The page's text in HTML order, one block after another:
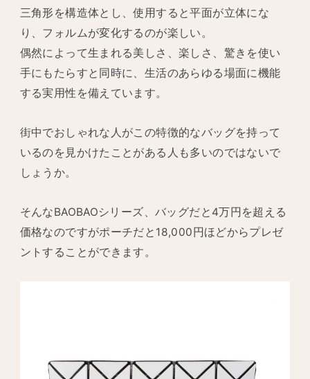
三角形を構造体とし、使用すると平面が立体にな
り、フォルムが変化するのが楽しい。
偶然によって生まれる美しさ、楽しさ、驚きを使い
手にもたらすと同時に、生活のあらゆる場面に機能
する実用性を備えています。
街中でおしゃれな人がこの特徴的なバッグを持って
いるのを見かけたことがある人も多いのではないで
しょうか。
そんなBAOBAOシリーズ、バッグだと4万円を超える
価格なのですがポーチだと18,000円ほどからプレゼ
ントすることができます。